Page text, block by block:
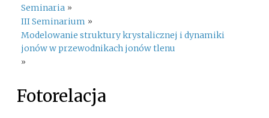
Seminaria »
III Seminarium »
Modelowanie struktury krystalicznej i dynamiki
jonów w przewodnikach jonów tlenu
»
Fotorelacja